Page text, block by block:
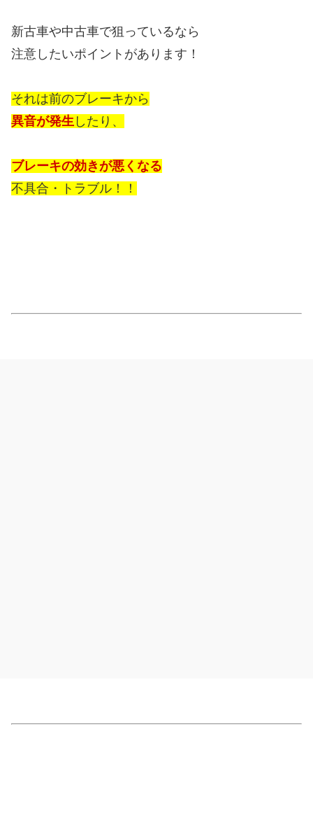
新古車や中古車で狙っているなら
注意したいポイントがあります！
それは前のブレーキから
異音が発生 したり、
ブレーキの効きが悪くなる
不具合・トラブル！！